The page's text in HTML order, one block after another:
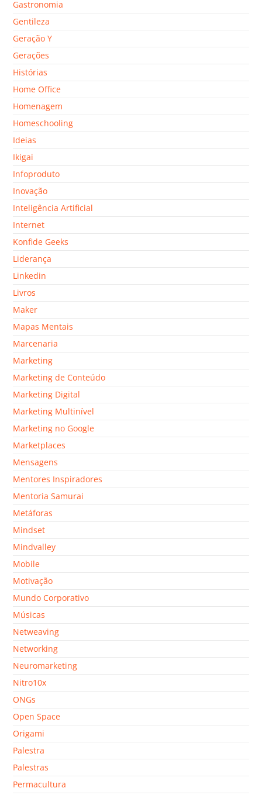
Gastronomia
Gentileza
Geração Y
Gerações
Histórias
Home Office
Homenagem
Homeschooling
Ideias
Ikigai
Infoproduto
Inovação
Inteligência Artificial
Internet
Konfide Geeks
Liderança
Linkedin
Livros
Maker
Mapas Mentais
Marcenaria
Marketing
Marketing de Conteúdo
Marketing Digital
Marketing Multinível
Marketing no Google
Marketplaces
Mensagens
Mentores Inspiradores
Mentoria Samurai
Metáforas
Mindset
Mindvalley
Mobile
Motivação
Mundo Corporativo
Músicas
Netweaving
Networking
Neuromarketing
Nitro10x
ONGs
Open Space
Origami
Palestra
Palestras
Permacultura